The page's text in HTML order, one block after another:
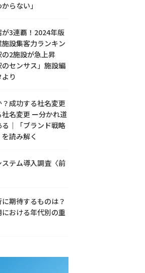
らない」
が3連覇！2024年版
設集客力ランキン
の2施設が急上昇
のセンサス」施設編
り
成功する社名変更
社名変更 ー分かれ道
｜「ブランド戦略
読み解く
テム導入調査〈前
期待するものは？
おける年代別の重